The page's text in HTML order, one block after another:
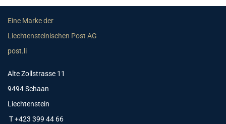
Eine Marke der
Liechtensteinischen Post AG
post.li
Alte Zollstrasse 11
9494 Schaan
Liechtenstein
T +423 399 44 66